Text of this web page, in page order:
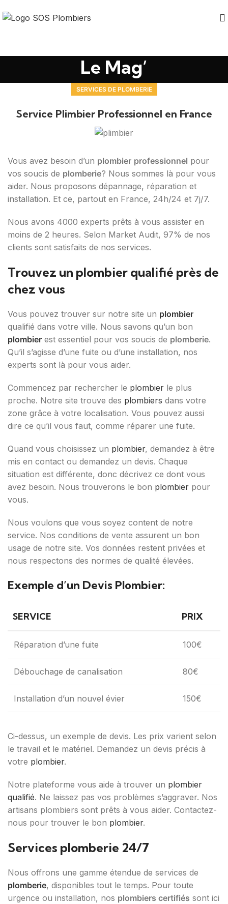
Le Mag’
SERVICES DE PLOMBERIE
Service Plimbier Professionnel en France
Vous avez besoin d’un plombier professionnel pour
vos soucis de plomberie? Nous sommes là pour vous
aider. Nous proposons dépannage, réparation et
installation. Et ce, partout en France, 24h/24 et 7j/7.
Nous avons 4000 experts prêts à vous assister en
moins de 2 heures. Selon Market Audit, 97% de nos
clients sont satisfaits de nos services.
Trouvez un plombier qualifié près de
chez vous
Vous pouvez trouver sur notre site un plombier
qualifié dans votre ville. Nous savons qu’un bon
plombier est essentiel pour vos soucis de plomberie.
Qu’il s’agisse d’une fuite ou d’une installation, nos
experts sont là pour vous aider.
Commencez par rechercher le plombier le plus
proche. Notre site trouve des plombiers dans votre
zone grâce à votre localisation. Vous pouvez aussi
dire ce qu’il vous faut, comme réparer une fuite.
Quand vous choisissez un plombier, demandez à être
mis en contact ou demandez un devis. Chaque
situation est différente, donc décrivez ce dont vous
avez besoin. Nous trouverons le bon plombier pour
vous.
Nous voulons que vous soyez content de notre
service. Nos conditions de vente assurent un bon
usage de notre site. Vos données restent privées et
nous respectons des normes de qualité élevées.
Exemple d’un Devis Plombier:
SERVICE PRIX
Réparation d’une fuite 100€
Débouchage de canalisation 80€
Installation d’un nouvel évier 150€
Ci-dessus, un exemple de devis. Les prix varient selon
le travail et le matériel. Demandez un devis précis à
votre plombier.
Notre plateforme vous aide à trouver un plombier
qualifié. Ne laissez pas vos problèmes s’aggraver. Nos
artisans plombiers sont prêts à vous aider. Contactez-
nous pour trouver le bon plombier.
Services plomberie 24/7
Nous offrons une gamme étendue de services de
plomberie, disponibles tout le temps. Pour toute
urgence ou installation, nos plombiers certifiés sont ici